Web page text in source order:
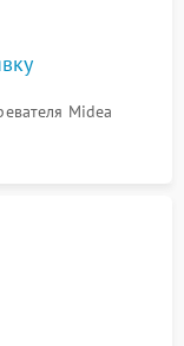
Midea